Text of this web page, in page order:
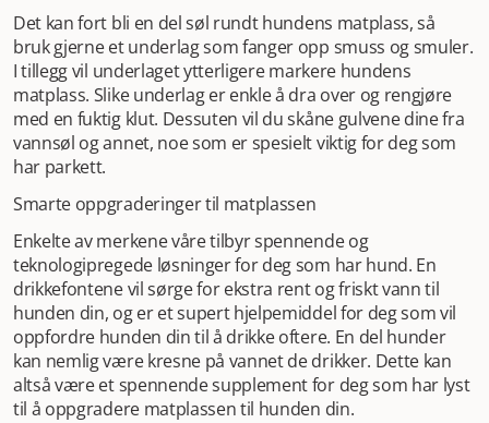
Det kan fort bli en del søl rundt hundens matplass, så
bruk gjerne et underlag som fanger opp smuss og smuler.
I tillegg vil underlaget ytterligere markere hundens
matplass. Slike underlag er enkle å dra over og rengjøre
med en fuktig klut. Dessuten vil du skåne gulvene dine fra
vannsøl og annet, noe som er spesielt viktig for deg som
har parkett.
Smarte oppgraderinger til matplassen
Enkelte av merkene våre tilbyr spennende og
teknologipregede løsninger for deg som har hund. En
drikkefontene vil sørge for ekstra rent og friskt vann til
hunden din, og er et supert hjelpemiddel for deg som vil
oppfordre hunden din til å drikke oftere. En del hunder
kan nemlig være kresne på vannet de drikker. Dette kan
altså være et spennende supplement for deg som har lyst
til å oppgradere matplassen til hunden din.